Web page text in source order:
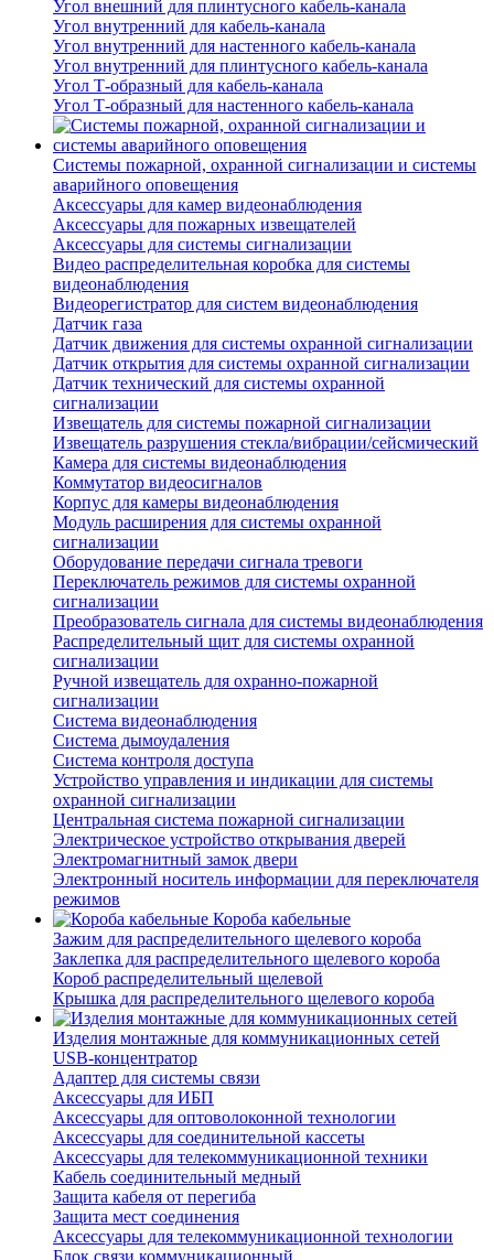
Угол внешний для плинтусного кабель-канала
Угол внутренний для кабель-канала
Угол внутренний для настенного кабель-канала
Угол внутренний для плинтусного кабель-канала
Угол Т-образный для кабель-канала
Угол Т-образный для настенного кабель-канала
Системы пожарной, охранной сигнализации и системы
аварийного оповещения
Аксессуары для камер видеонаблюдения
Аксессуары для пожарных извещателей
Аксессуары для системы сигнализации
Видео распределительная коробка для системы
видеонаблюдения
Видеорегистратор для систем видеонаблюдения
Датчик газа
Датчик движения для системы охранной сигнализации
Датчик открытия для системы охранной сигнализации
Датчик технический для системы охранной
сигнализации
Извещатель для системы пожарной сигнализации
Извещатель разрушения стекла/вибрации/сейсмический
Камера для системы видеонаблюдения
Коммутатор видеосигналов
Корпус для камеры видеонаблюдения
Модуль расширения для системы охранной
сигнализации
Оборудование передачи сигнала тревоги
Переключатель режимов для системы охранной
сигнализации
Преобразователь сигнала для системы видеонаблюдения
Распределительный щит для системы охранной
сигнализации
Ручной извещатель для охранно-пожарной
сигнализации
Система видеонаблюдения
Система дымоудаления
Система контроля доступа
Устройство управления и индикации для системы
охранной сигнализации
Центральная система пожарной сигнализации
Электрическое устройство открывания дверей
Электромагнитный замок двери
Электронный носитель информации для переключателя
режимов
Короба кабельные
Зажим для распределительного щелевого короба
Заклепка для распределительного щелевого короба
Короб распределительный щелевой
Крышка для распределительного щелевого короба
Изделия монтажные для коммуникационных сетей
USB-концентратор
Адаптер для системы связи
Аксессуары для ИБП
Аксессуары для оптоволоконной технологии
Аксессуары для соединительной кассеты
Аксессуары для телекоммуникационной техники
Кабель соединительный медный
Защита кабеля от перегиба
Защита мест соединения
Аксессуары для телекоммуникационной технологии
Блок связи коммуникационный